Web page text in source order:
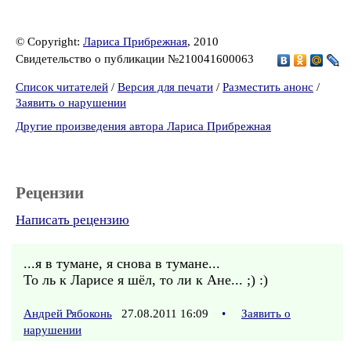
© Copyright: Лариса Прибрежная, 2010
Свидетельство о публикации №210041600063
Список читателей / Версия для печати / Разместить анонс /
Заявить о нарушении
Другие произведения автора Лариса Прибрежная
Рецензии
Написать рецензию
...я в тумане, я снова в тумане...
То ль к Ларисе я шёл, то ли к Ане... ;) :)
Андрей Рябоконь 27.08.2011 16:09 •
Заявить о
нарушении